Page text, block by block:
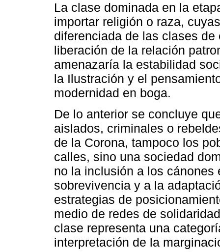
La clase dominada en la
importar religión o raza,
diferenciada de las clases
liberación de la relación
amenazaría la estabilidad
la Ilustración y el
modernidad en boga.
De lo anterior se concluye
aislados, criminales o
de la Corona, tampoco los
calles, sino una sociedad
no la inclusión a los
sobrevivencia y a la
estrategias de
medio de redes de
clase representa una
interpretación de la